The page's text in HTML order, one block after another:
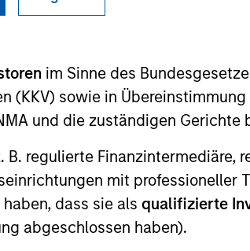
im Sinne des
(KKV) sowie in
und die zuständigen Gerichte
B. regulierte Finanzintermediäre,
mit professioneller
dass sie als qualifizierte
abgeschlossen haben).
Morgan Stanley Private Credit
joined Morgan Stanley in 2024 and
was a Vice President at
credit investments. Prior to